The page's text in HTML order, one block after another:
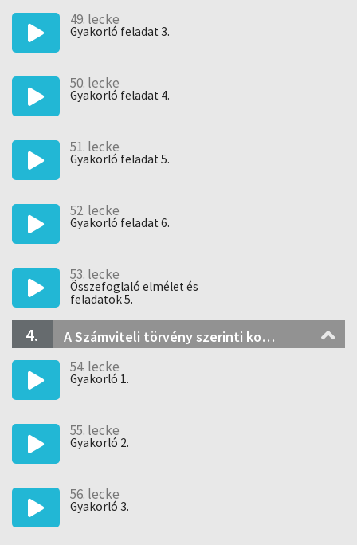
49. lecke
Gyakorló feladat 3.
50. lecke
Gyakorló feladat 4.
51. lecke
Gyakorló feladat 5.
52. lecke
Gyakorló feladat 6.
53. lecke
Összefoglaló elmélet és
feladatok 5.
4. A Számviteli törvény szerinti korrekciók alkalmazása gyakorló feladatok
54. lecke
Gyakorló 1.
55. lecke
Gyakorló 2.
56. lecke
Gyakorló 3.